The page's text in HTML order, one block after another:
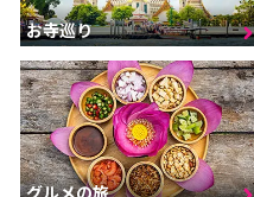
お寺巡り
グルメの旅